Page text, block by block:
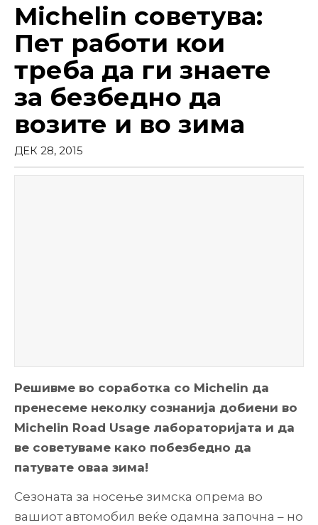
Michelin советува:
Пет работи кои
треба да ги знаете
за безбедно да
возите и во зима
ДЕК 28, 2015
Решивме во соработка со Michelin да
пренесеме неколку сознанија добиени во
Michelin Road Usage лабораторијата и да
ве советуваме како побезбедно да
патувате оваа зима!
Сезоната за носење зимска опрема во
вашиот автомобил веќе одамна започна – но